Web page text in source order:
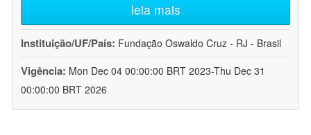
leia mais
Instituição/UF/País: Fundação Oswaldo Cruz - RJ - Brasil
Vigência: Mon Dec 04 00:00:00 BRT 2023-Thu Dec 31
00:00:00 BRT 2026